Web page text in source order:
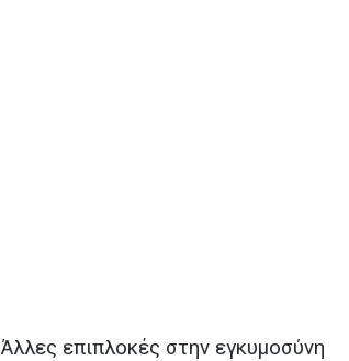
Άλλες επιπλοκές στην εγκυμοσύνη